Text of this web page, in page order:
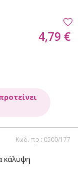
4,79 €
Κωδ. πρ.: 0500/177
κάλυψη